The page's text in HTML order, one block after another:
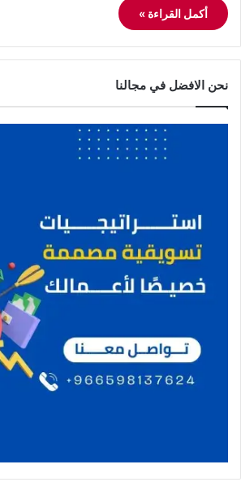
أكمل القراءة »
نحن الافضل في مجالنا